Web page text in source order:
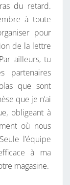
A
I
R
E
S
du retard.
à toute
pour
de la lettre
ailleurs, tu
partenaires
que sont
que je n’ai
obligeant à
où nous
l’équipe
à ma
magasine.